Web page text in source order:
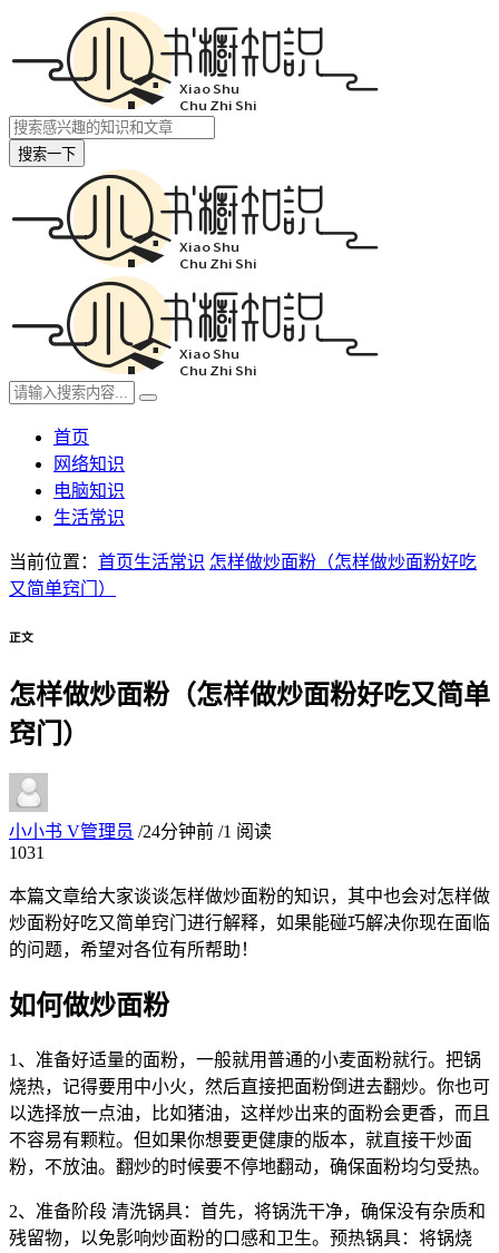
搜索一下
首页
网络知识
电脑知识
生活常识
当前位置： 首页生活常识 怎样做炒面粉（怎样做炒面粉好吃
又简单窍门）
正文
怎样做炒面粉（怎样做炒面粉好吃又简单
窍门）
小小书 V管理员 /24分钟前 /1 阅读
1031
本篇文章给大家谈谈怎样做炒面粉的知识，其中也会对怎样做
炒面粉好吃又简单窍门进行解释，如果能碰巧解决你现在面临
的问题，希望对各位有所帮助！
如何做炒面粉
1、准备好适量的面粉，一般就用普通的小麦面粉就行。把锅
烧热，记得要用中小火，然后直接把面粉倒进去翻炒。你也可
以选择放一点油，比如猪油，这样炒出来的面粉会更香，而且
不容易有颗粒。但如果你想要更健康的版本，就直接干炒面
粉，不放油。翻炒的时候要不停地翻动，确保面粉均匀受热。
2、准备阶段 清洗锅具：首先，将锅洗干净，确保没有杂质和
残留物，以免影响炒面粉的口感和卫生。预热锅具：将锅烧